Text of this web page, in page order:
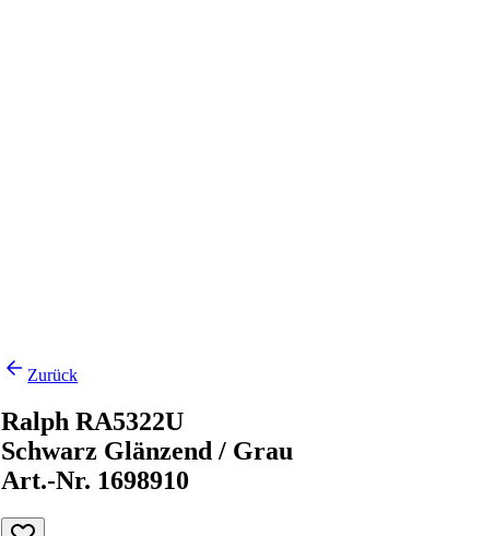
Zurück
Ralph RA5322U
Schwarz Glänzend / Grau
Art.-Nr. 1698910